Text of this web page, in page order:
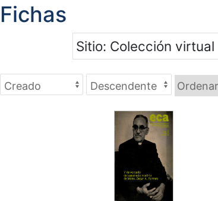
Fichas
Sitio Colección virtual
Ordenar